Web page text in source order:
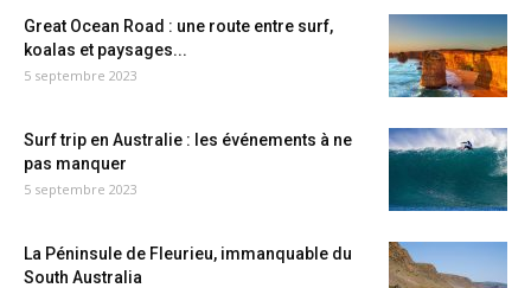
Great Ocean Road : une route entre surf,
koalas et paysages...
5 septembre 2023
Surf trip en Australie : les événements à ne
pas manquer
5 septembre 2023
La Péninsule de Fleurieu, immanquable du
South Australia